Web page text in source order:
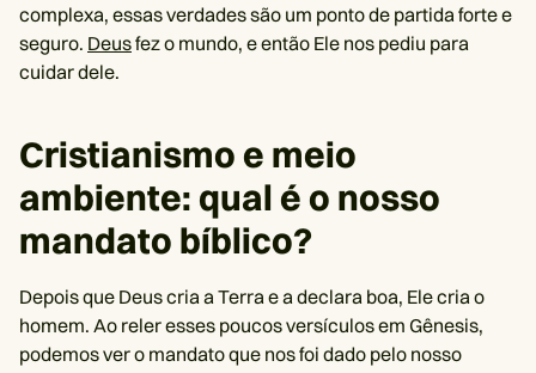
complexa, essas verdades são um ponto de partida forte e
seguro. Deusfez o mundo, e então Ele nos pediu para
cuidar dele.
Cristianismo e meio
ambiente: qual é o nosso
mandato bíblico?
Depois que Deus cria a Terra e a declara boa, Ele cria o
homem. Ao reler esses poucos versículos em Gênesis,
podemos ver o mandato que nos foi dado pelo nosso